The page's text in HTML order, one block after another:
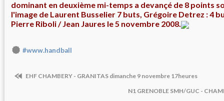
dominant en deuxième mi-temps a devançé de 8 points
l'image de Laurent Busselier 7 buts, Grégoire Detrez : 4
Pierre Riboli / Jean Jaures le 5 novembre 2008.
#www.handball
EHF CHAMBERY - GRANITAS dimanche 9 novembre 17heures
N1 GRENOBLE SMH/GUC -